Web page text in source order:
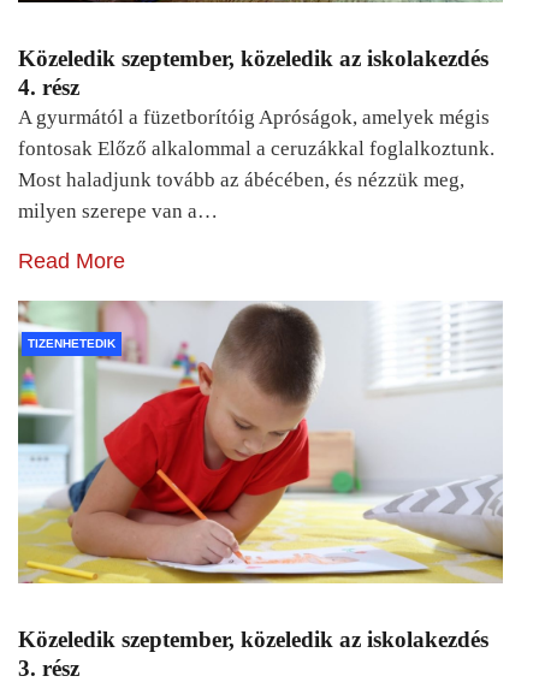
Közeledik szeptember, közeledik az iskolakezdés
4. rész
A gyurmától a füzetborítóig Apróságok, amelyek mégis
fontosak Előző alkalommal a ceruzákkal foglalkoztunk.
Most haladjunk tovább az ábécében, és nézzük meg,
milyen szerepe van a…
Read More
TIZENHETEDIK
Közeledik szeptember, közeledik az iskolakezdés
3. rész